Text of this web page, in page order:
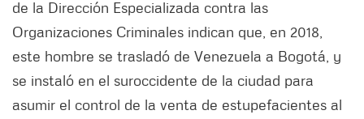
de la Dirección Especializada contra las
Organizaciones Criminales indican que, en 2018,
este hombre se trasladó de Venezuela a Bogotá, y
se instaló en el suroccidente de la ciudad para
asumir el control de la venta de estupefacientes al